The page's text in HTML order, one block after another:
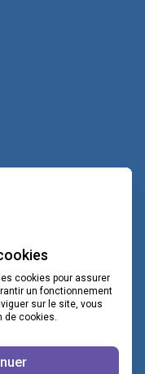
cookies pour assurer
un fonctionnement
sur le site, vous
de cookies.